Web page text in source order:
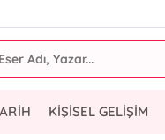
KİŞİSEL GELİŞİM